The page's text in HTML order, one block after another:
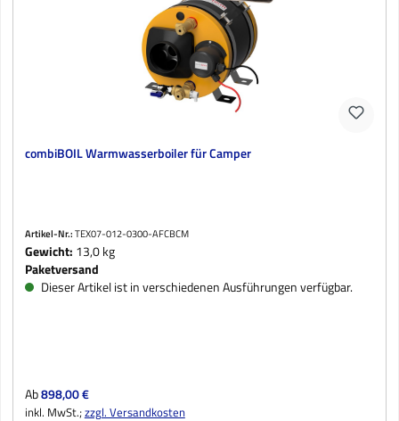
combiBOIL Warmwasserboiler für Camper
Artikel-Nr.:TEX07-012-0300-AFCBCM
Gewicht: 13,0 kg
Paketversand
Dieser Artikel ist in verschiedenen Ausführungen verfügbar.
Regulärer Preis:
Ab898,00 €
inkl. MwSt.;zzgl. Versandkosten